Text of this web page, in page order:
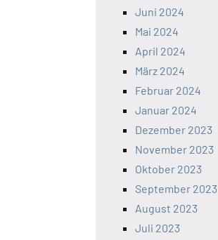
Juni 2024
Mai 2024
April 2024
März 2024
Februar 2024
Januar 2024
Dezember 2023
November 2023
Oktober 2023
September 2023
August 2023
Juli 2023